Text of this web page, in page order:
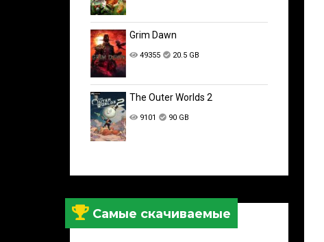
Grim Dawn
49355 20.5 GB
The Outer Worlds 2
9101 90 GB
Самые скачиваемые